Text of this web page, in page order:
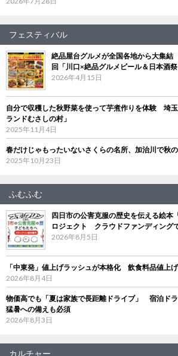
フェスティバル
絶品屋台グルメが全国各地から大集
回「川口×絶品グルメビール＆日本酒
2026年4月15日
自分で収穫した秋野菜を使って芋煮作りを体験 埼
ランドむさしの村」
2025年11月4日
春だけじゃもったいないさくらの名所、加治川で秋
2025年10月23日
ふむふむ
四日市の公害克服の歴史を伝える絵本
ロジェクト クラウドファンディング
2026年8月5日
「中東発」値上げラッシュが本格化 飲食料品値上
2026年8月4日
物価高でも「夏は家族で長距離ドライブ」 宿泊ド
猛暑への備えも必須
2026年8月3日
カルチャー